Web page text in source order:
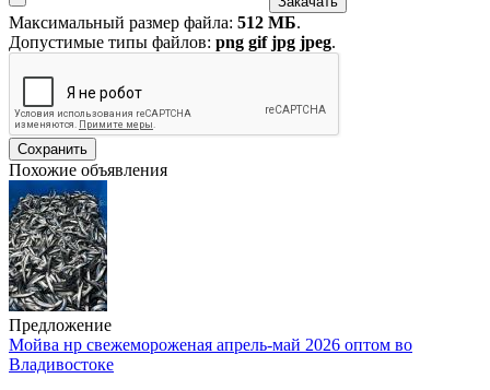
Максимальный размер файла: 512 МБ.
Допустимые типы файлов: png gif jpg jpeg.
Похожие объявления
Предложение
Мойва нр свежемороженая апрель-май 2026 оптом во
Владивостоке